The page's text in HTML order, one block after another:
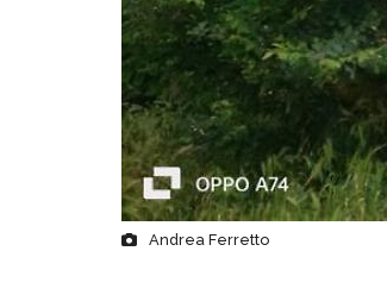
Andrea Ferretto